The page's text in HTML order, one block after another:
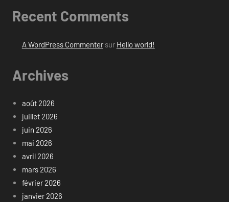
Recent Comments
A WordPress Commentersur Hello world!
Archives
août 2026
juillet 2026
juin 2026
mai 2026
avril 2026
mars 2026
février 2026
janvier 2026